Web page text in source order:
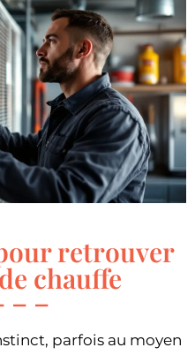
retrouver
chauffe
parfois au moyen